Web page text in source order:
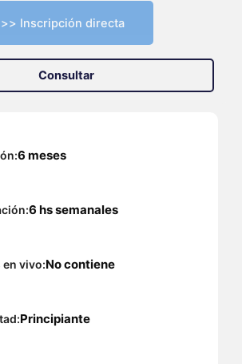
>> Inscripción directa
Consultar
6 meses
6 hs semanales
en vivo No contiene
Principiante